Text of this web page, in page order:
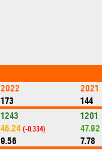
2022 2021
173 144
1243 1201
46.24 (-0.334) 47.92
9.56 7.78